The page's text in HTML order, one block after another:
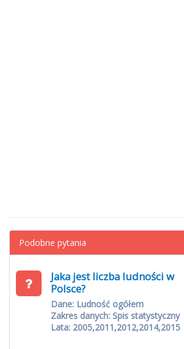
Podobne pytania
Jaka jest liczba ludności w
Polsce?
Dane: Ludność ogółem
Zakres danych: Spis statystyczny
Lata: 2005,2011,2012,2014,2015